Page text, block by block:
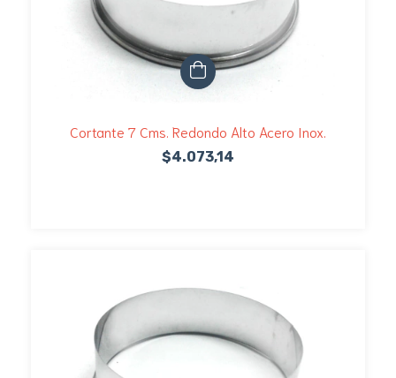
Cortante 7 Cms. Redondo Alto Acero Inox.
$4.073,14